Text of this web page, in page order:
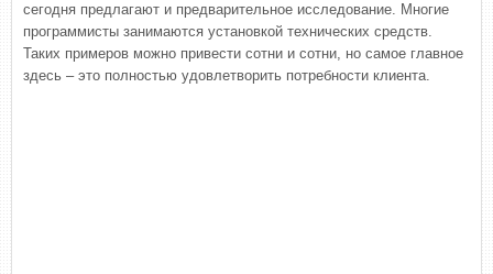
сегодня предлагают и предварительное исследование. Многие
программисты занимаются установкой технических средств.
Таких примеров можно привести сотни и сотни, но самое главное
здесь – это полностью удовлетворить потребности клиента.